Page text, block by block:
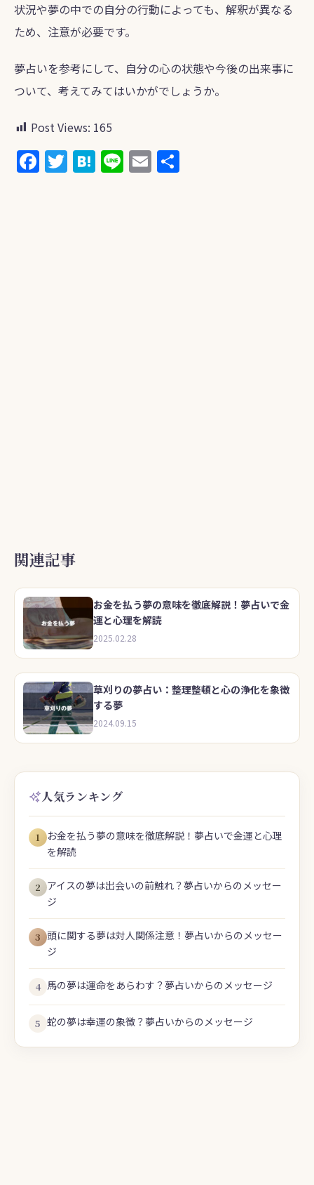
状況や夢の中での自分の行動によっても、解釈が異なる
ため、注意が必要です。
夢占いを参考にして、自分の心の状態や今後の出来事に
ついて、考えてみてはいかがでしょうか。
Post Views: 165
F T H Li E
関連記事
お金を払う夢の意味を徹底解説！夢占いで金
運と心理を解読
2025.02.28
草刈りの夢占い：整理整頓と心の浄化を象徴
する夢
2024.09.15
人気ランキング
1
お金を払う夢の意味を徹底解説！夢占いで金運と心理
を解読
2 アイスの夢は出会いの前触れ？夢占いからのメッセー
ジ
3 頭に関する夢は対人関係注意！夢占いからのメッセー
ジ
4 馬の夢は運命をあらわす？夢占いからのメッセージ
5 蛇の夢は幸運の象徴？夢占いからのメッセージ